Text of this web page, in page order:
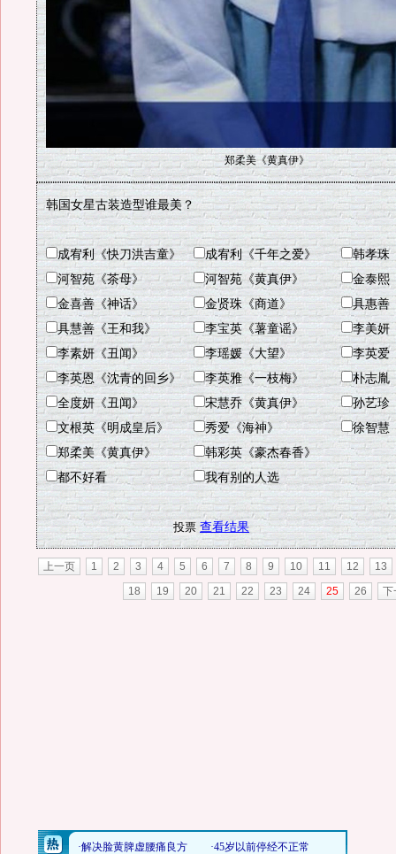
郑柔美《黄真伊》
韩国女星古装造型谁最美？
成宥利《快刀洪吉童》 成宥利《千年之爱》
韩孝珠
河智苑《茶母》
河智苑《黄真伊》
金泰熙
金喜善《神话》
金贤珠《商道》
具惠善
具慧善《王和我》
李宝英《薯童谣》
李美妍
李素妍《丑闻》
李瑶媛《大望》
李英爱
李英恩《沈青的回乡》
李英雅《一枝梅》
朴志胤
全度妍《丑闻》
宋慧乔《黄真伊》
孙艺珍
文根英《明成皇后》
秀爱《海神》
徐智慧
郑柔美《黄真伊》
韩彩英《豪杰春香》
都不好看
我有别的人选
查看结果
上一页 1 2 3 4 5 6 7 8 9 10 11 12
13
18
19 20 21 22 23 24 25 26 下